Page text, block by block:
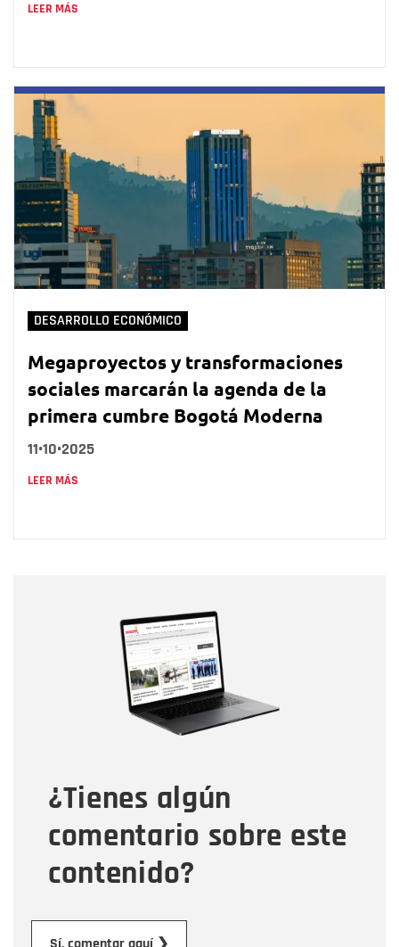
LEER MÁS
DESARROLLO ECONÓMICO
Megaproyectos y transformaciones
sociales marcarán la agenda de la
primera cumbre Bogotá Moderna
11•10•2025
LEER MÁS
¿Tienes algún
comentario sobre este
contenido?
Correo electrónico
Tipo de comentario
Mensaje